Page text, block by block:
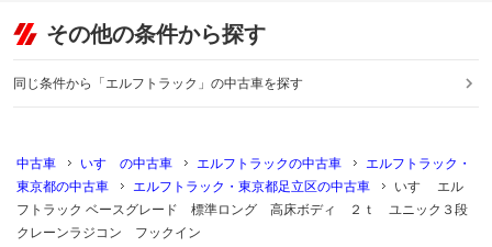
その他の条件から探す
同じ条件から「エルフトラック」の中古車を探す
中古車 いすゞの中古車 エルフトラックの中古車
エルフトラック・
東京都の中古車
エルフトラック・東京都足立区の中古車
いすゞ エル
フトラック ベースグレード 標準ロング 高床ボディ ２ｔ ユニック３段
クレーンラジコン フックイン